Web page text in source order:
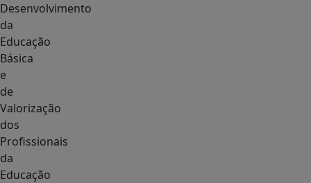
Desenvolvimento
da
Educação
Básica
e
de
Valorização
dos
Profissionais
da
Educação